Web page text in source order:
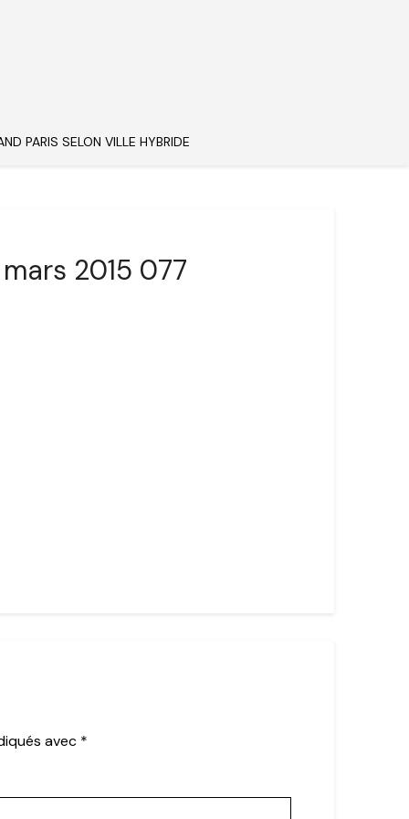
PARIS SELON VILLE HYBRIDE
2015 077
avec *